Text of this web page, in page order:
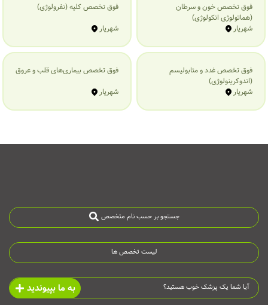
فوق تخصص خون و سرطان
(هماتولوژی انکولوژی)
شهریار
فوق تخصص کلیه (نفرولوژی)
شهریار
فوق تخصص غدد و متابولیسم
(اندوکرینولوژی)
شهریار
فوق تخصص بیماری‌های قلب و عروق
شهریار
جستجو بر حسب نام متخصص
لیست تخصص ها
آیا شما یک پزشک خوب هستید؟ به ما بپیوندید